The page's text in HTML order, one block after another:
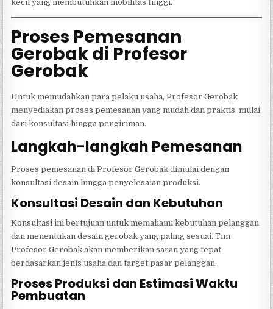
kecil yang membutuhkan mobilitas tinggi.
Proses Pemesanan
Gerobak di Profesor
Gerobak
Untuk memudahkan para pelaku usaha, Profesor Gerobak
menyediakan proses pemesanan yang mudah dan praktis, mulai
dari konsultasi hingga pengiriman.
Langkah-langkah Pemesanan
Proses pemesanan di Profesor Gerobak dimulai dengan
konsultasi desain hingga penyelesaian produksi.
Konsultasi Desain dan Kebutuhan
Konsultasi ini bertujuan untuk memahami kebutuhan pelanggan
dan menentukan desain gerobak yang paling sesuai. Tim
Profesor Gerobak akan memberikan saran yang tepat
berdasarkan jenis usaha dan target pasar pelanggan.
Proses Produksi dan Estimasi Waktu
Pembuatan